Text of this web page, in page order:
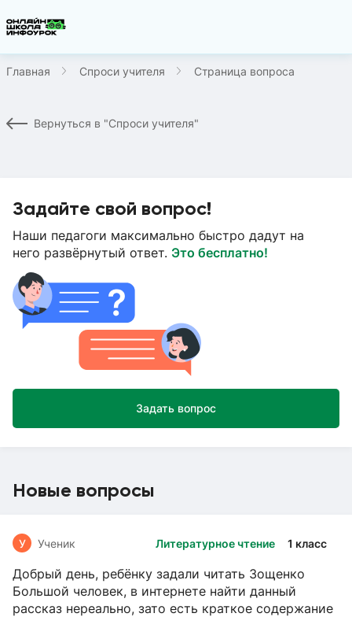
Главная Спроси учителя Страница вопроса
Вернуться в "Спроси учителя"
Задайте свой вопрос!
Наши педагоги максимально быстро дадут на
него развёрнутый ответ. Это бесплатно!
Задать вопрос
Новые вопросы
Литературное чтение 1 класс
У Ученик
Добрый день, ребёнку задали читать Зощенко
Большой человек, в интернете найти данный
рассказ нереально, зато есть краткое содержание